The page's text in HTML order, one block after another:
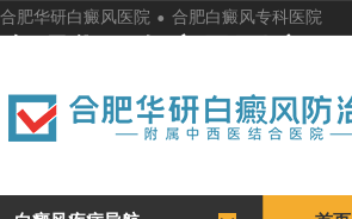
合肥华研白癜风医院 . 合肥白癜风专科医院